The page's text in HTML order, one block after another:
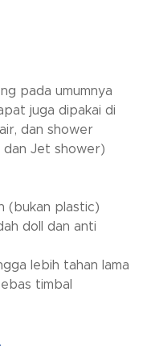
pada umumnya
juga dipakai di
dan shower
dan Jet shower)
(bukan plastic)
doll dan anti
lebih tahan lama
timbal